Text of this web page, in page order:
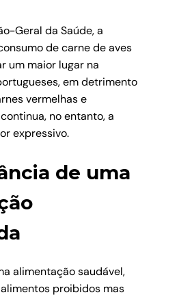
Geral da Saúde, a
de carne de aves
um maior lugar na
em detrimento
vermelhas e
no entanto, a
expressivo.
de uma
alimentação saudável,
proibidos mas